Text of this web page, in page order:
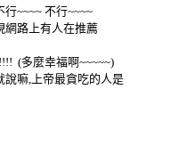
~~~~ 不行~~~~
網路上有人在推薦
(多麼幸福啊~~~~~)
說嘛,上帝最貪吃的人是